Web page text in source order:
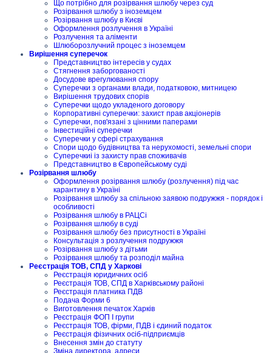
Що потрібно для розірвання шлюбу через суд
Розірвання шлюбу з іноземцем
Розірвання шлюбу в Києві
Оформлення розлучення в Україні
Розлучення та аліменти
Шлюборозлучний процес з іноземцем
Вирішення суперечок
Представництво інтересів у судах
Стягнення заборгованості
Досудове врегулювання спору
Суперечки з органами влади, податковою, митницею
Вирішення трудових спорів
Суперечки щодо укладеного договору
Корпоративні суперечки: захист прав акціонерів
Суперечки, пов'язані з цінними паперами
Інвестиційні суперечки
Суперечки у сфері страхування
Спори щодо будівництва та нерухомості, земельні спори
Суперечкиі із захисту прав споживачів
Представництво в Європейському суді
Розірвання шлюбу
Оформлення розірвання шлюбу (розлучення) під час
карантину в Україні
Розірвання шлюбу за спільною заявою подружжя - порядок і
особливості
Розірвання шлюбу в РАЦСі
Розірвання шлюбу в суді
Розірвання шлюбу без присутності в Україні
Консультація з розлучення подружжя
Розірвання шлюбу з дітьми
Розірвання шлюбу та розподіл майна
Реєстрація ТОВ, СПД у Харкові
Реєстрація юридичних осіб
Реєстрація ТОВ, СПД в Харківському районі
Реєстрація платника ПДВ
Подача Форми 6
Виготовлення печаток Харків
Реєстрація ФОП I групи
Реєстрація ТОВ, фірми, ПДВ і єдиний податок
Реєстрація фізичних осіб-підприємців
Внесення змін до статуту